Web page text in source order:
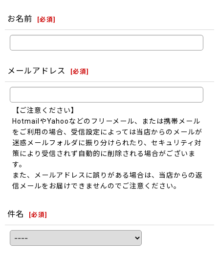
お名前 [必須]
メールアドレス [必須]
【ご注意ください】
HotmailやYahooなどのフリーメール、または携帯メール
をご利用の場合、受信設定によっては当店からのメールが
迷惑メールフォルダに振り分けられたり、セキュリティ対
策により受信されず自動的に削除される場合がございま
す。
また、メールアドレスに誤りがある場合は、当店からの返
信メールをお届けできませんのでご注意ください。
件名 [必須]